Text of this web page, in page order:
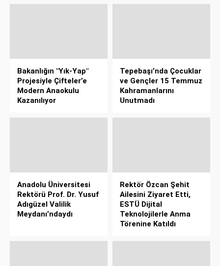
Bakanlığın "Yık-Yap"
Projesiyle Çifteler’e
Modern Anaokulu
Kazanılıyor
Tepebaşı’nda Çocuklar
ve Gençler 15 Temmuz
Kahramanlarını
Unutmadı
Anadolu Üniversitesi
Rektörü Prof. Dr. Yusuf
Adıgüzel Valilik
Meydanı’ndaydı
Rektör Özcan Şehit
Ailesini Ziyaret Etti,
ESTÜ Dijital
Teknolojilerle Anma
Törenine Katıldı